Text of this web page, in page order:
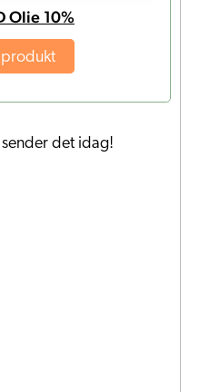
Olie 10%
det idag!